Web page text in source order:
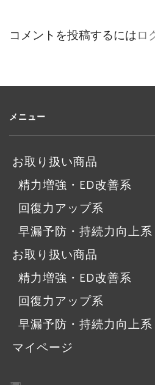
コメントを投稿するにはロ
メニュー
お取り扱い商品
精力増強・ED改善系
回復力アップ系
早漏予防・持続力向上系
お取り扱い商品
精力増強・ED改善系
回復力アップ系
早漏予防・持続力向上系
マイページ